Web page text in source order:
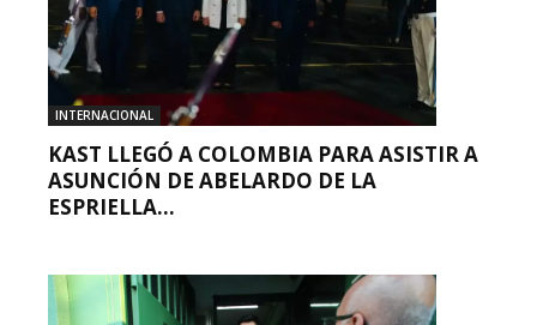
INTERNACIONAL
KAST LLEGÓ A COLOMBIA PARA ASISTIR A
ASUNCIÓN DE ABELARDO DE LA
ESPRIELLA...